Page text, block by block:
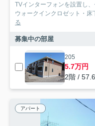
TVインターフォンを設置し
ウォークインクロゼット・
る
募集中の部屋
205
5.7万円
2階 /
アパート